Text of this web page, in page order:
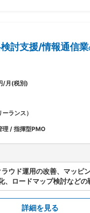
討⽀援/情報通信業
/月(税別)
ランス）
理 / 指揮型PMO
ラウド運⽤の改善、マッピ
、ロードマップ検討などの
ンバーがおり、⼀緒に検
いていただきたい
詳細を見る